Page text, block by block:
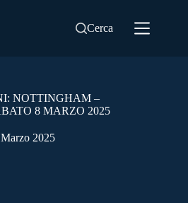
Cerca
NOTTINGHAM –
8 MARZO 2025
2025